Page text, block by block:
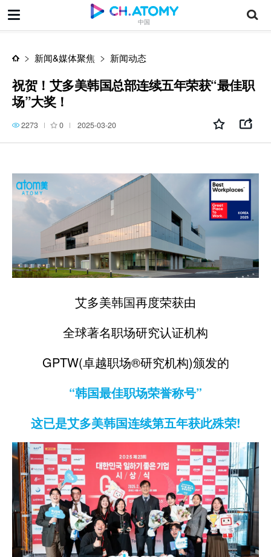
中国
新闻&媒体聚焦 新闻动态
祝贺！艾多美韩国总部连续五年荣获“最佳职
场”大奖！
2273 0 2025-03-20
艾多美韩国再度荣获由
全球著名职场研究认证机构
GPTW(卓越职场®研究机构)颁发的
“韩国最佳职场荣誉称号”
这已是艾多美韩国连续第五年获此殊荣!